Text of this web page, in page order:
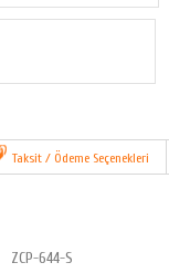
Taksit / Ödeme Seçenekleri
ZCP-644-S